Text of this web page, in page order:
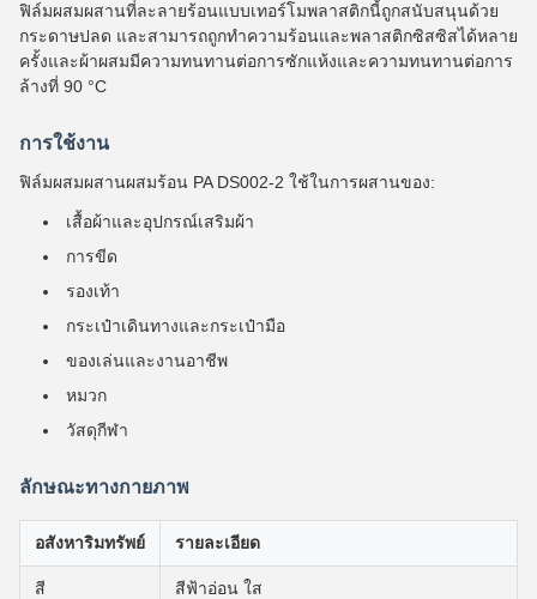
ฟิล์มผสมผสานที่ละลายร้อนแบบเทอร์โมพลาสติกนี้ถูกสนับสนุนด้วย
กระดาษปลด และสามารถถูกทําความร้อนและพลาสติกซิสซิสได้หลาย
ครั้งและผ้าผสมมีความทนทานต่อการซักแห้งและความทนทานต่อการ
ล้างที่ 90 °C
การใช้งาน
ฟิล์มผสมผสานผสมร้อน PA DS002-2 ใช้ในการผสานของ:
เสื้อผ้าและอุปกรณ์เสริมผ้า
การขีด
รองเท้า
กระเป๋าเดินทางและกระเป๋ามือ
ของเล่นและงานอาชีพ
หมวก
วัสดุกีฬา
ลักษณะทางกายภาพ
อสังหาริมทรัพย์ รายละเอียด
สี สีฟ้าอ่อน ใส